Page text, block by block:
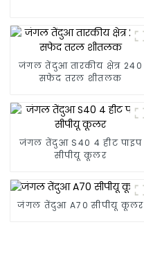
जंगल तेंदुआ तारकीय क्षेत्र 240
सफेद तरल शीतलक
जंगल तेंदुआ S40 4 हीट पाइप
सीपीयू कूलर
जंगल तेंदुआ A70 सीपीयू कूलर